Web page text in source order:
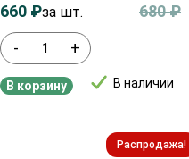
- +
В наличии
680₽
660 ₽за шт.
В корзину
Распродажа!